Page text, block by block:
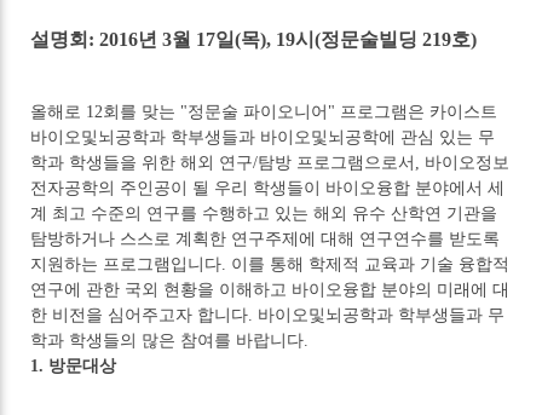
설명회: 2016년 3월 17일(목), 19시(정문술빌딩 219호)
올해로 12회를 맞는 "정문술 파이오니어" 프로그램은 카이스트
바이오및뇌공학과 학부생들과 바이오및뇌공학에 관심 있는 무
학과 학생들을 위한 해외 연구/탐방 프로그램으로서, 바이오정보
전자공학의 주인공이 될 우리 학생들이 바이오융합 분야에서 세
계 최고 수준의 연구를 수행하고 있는 해외 유수 산학연 기관을
탐방하거나 스스로 계획한 연구주제에 대해 연구연수를 받도록
지원하는 프로그램입니다. 이를 통해 학제적 교육과 기술 융합적
연구에 관한 국외 현황을 이해하고 바이오융합 분야의 미래에 대
한 비전을 심어주고자 합니다. 바이오및뇌공학과 학부생들과 무
학과 학생들의 많은 참여를 바랍니다.
1. 방문대상